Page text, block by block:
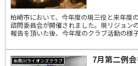
柏崎市において、今年度の現三役と来年度
諮問委員会が開催されました。現リジョン
報告を頂いた後、今年度のクラブ活動の様
糸魚川ライオンズクラブ 7月第二例